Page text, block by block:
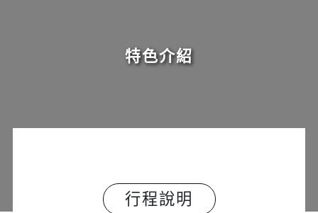
特色介紹
行程說明